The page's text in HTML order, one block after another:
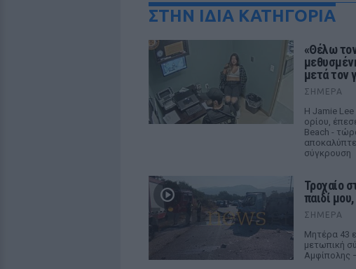
ΣΤΗΝ ΙΔΙΑ ΚΑΤΗΓΟΡΙΑ
«Θέλω
μετά τον
ΣΉΜΕΡΑ
Η Jamie Lee
ορίου,
Beach -
σύγκρουση
Τροχαίο
παιδί
ΣΉΜΕΡΑ
Μητέρα 43
μετωπική
Αμφίπολης